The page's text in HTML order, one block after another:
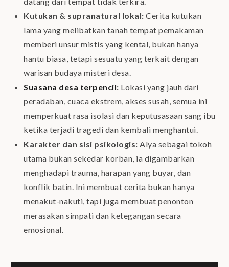
Kutukan & supranatural lokal: Cerita kutukan
lama yang melibatkan tanah tempat pemakaman
memberi unsur mistis yang kental, bukan hanya
hantu biasa, tetapi sesuatu yang terkait dengan
warisan budaya misteri desa.
Suasana desa terpencil: Lokasi yang jauh dari
peradaban, cuaca ekstrem, akses susah, semua ini
memperkuat rasa isolasi dan keputusasaan sang ibu
ketika terjadi tragedi dan kembali menghantui.
Karakter dan sisi psikologis: Alya sebagai tokoh
utama bukan sekedar korban, ia digambarkan
menghadapi trauma, harapan yang buyar, dan
konflik batin. Ini membuat cerita bukan hanya
menakut-nakuti, tapi juga membuat penonton
merasakan simpati dan ketegangan secara
emosional.